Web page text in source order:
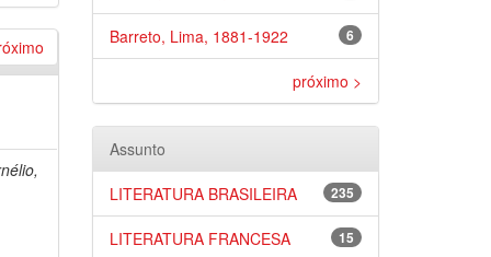
6
Barreto, Lima, 1881-1922
próximo >
Assunto
235
LITERATURA BRASILEIRA
15
LITERATURA FRANCESA